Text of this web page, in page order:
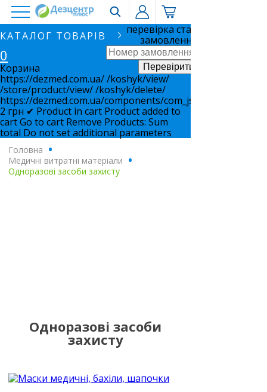
КАТАЛОГ ТОВАРІВ
перевірка статусу
замовлення
0
Корзина
https://dezmed.com.ua//koshyk/view/
/store/product/view//koshyk/delete/
https://dezmed.com.ua/components/com_jshopping/files/
2 грн ✔ Product in cart Product added to
cartGo to cart Remove Products: Sum
total Do not set additional parameters
Головна
.
Медичні витратні матеріали
.
Одноразові засоби захисту
Одноразові засоби
захисту